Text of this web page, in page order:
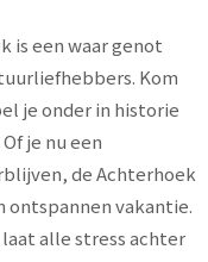
is een waar genot
Kom
je onder in historie
je nu een
de Achterhoek
ontspannen vakantie.
alle stress achter